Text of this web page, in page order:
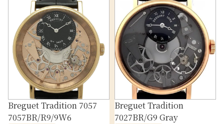
Breguet Tradition 7057
7057BR/R9/9W6
Breguet Tradition
7027BR/G9 Gray